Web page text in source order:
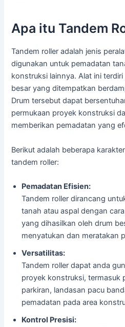
Apa itu Tandem
Tandem roller adalah jenis
digunakan untuk pemadatan
konstruksi lainnya. Alat ini
besar yang ditempatkan
Drum tersebut dapat
permukaan proyek konstruksi
memberikan pemadatan yang
Berikut adalah beberapa
tandem roller:
Pemadatan Efisien:
Tandem roller dirancang
tanah atau aspal dengan
yang dihasilkan oleh drum
menyatukan dan meratakan
Versatilitas:
Tandem roller dapat anda
proyek konstruksi, termasuk
parkiran, landasan pacu
pemadatan pada area
Kontrol Presisi: